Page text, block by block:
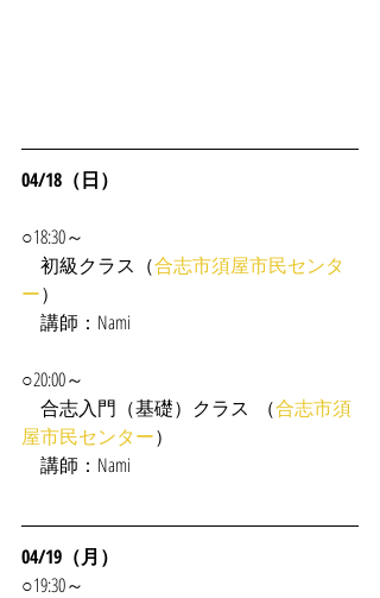
04/18（日）
○18:30～
初級クラス（合志市須屋市民センタ
ー）
講師：Nami
○20:00～
合志入門（基礎）クラス  （合志市須
屋市民センター）
講師：Nami
04/19（月）
○19:30～